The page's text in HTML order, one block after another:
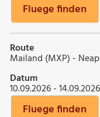
Fluege finden
Route
Mailand (MXP) -
Datum
10.09.2026 - 14.09.2026
Fluege finden